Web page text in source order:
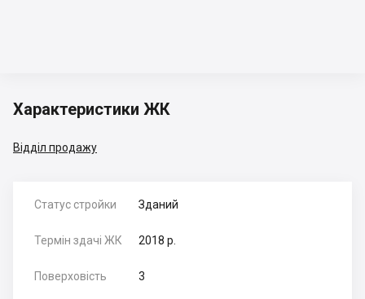
Характеристики ЖК
Відділ продажу
Статус стройки Зданий
Термін здачі ЖК 2018 р.
Поверховість 3